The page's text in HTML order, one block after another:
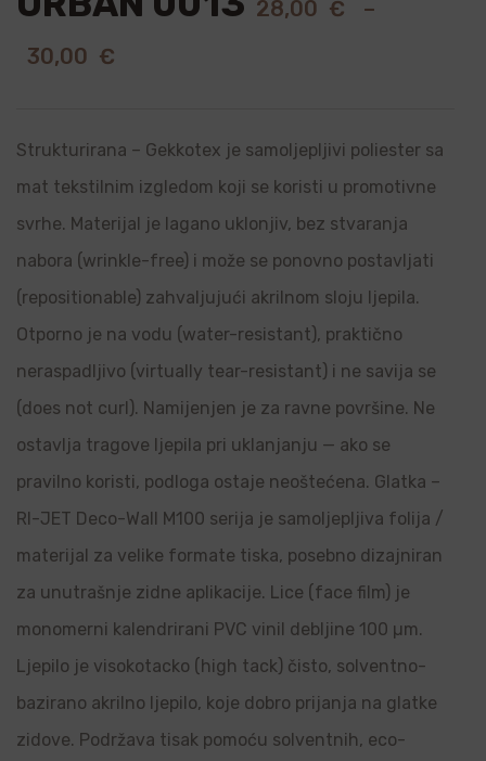
28,00 €
–
30,00 €
Strukturirana – Gekkotex je samoljepljivi poliester sa
mat tekstilnim izgledom koji se koristi u promotivne
svrhe. Materijal je lagano uklonjiv, bez stvaranja
nabora (wrinkle-free) i može se ponovno postavljati
(repositionable) zahvaljujući akrilnom sloju ljepila.
Otporno je na vodu (water-resistant), praktično
neraspadljivo (virtually tear-resistant) i ne savija se
(does not curl). Namijenjen je za ravne površine. Ne
ostavlja tragove ljepila pri uklanjanju — ako se
pravilno koristi, podloga ostaje neoštećena. Glatka –
RI-JET Deco-Wall M100 serija je samoljepljiva folija /
materijal za velike formate tiska, posebno dizajniran
za unutrašnje zidne aplikacije. Lice (face film) je
monomerni kalendrirani PVC vinil debljine 100 µm.
Ljepilo je visokotacko (high tack) čisto, solventno-
bazirano akrilno ljepilo, koje dobro prijanja na glatke
zidove. Podržava tisak pomoću solventnih, eco-